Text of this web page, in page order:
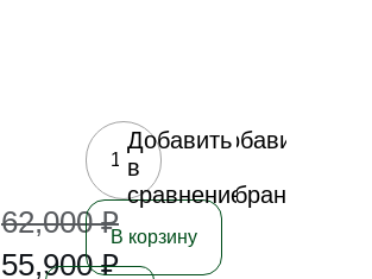
62,000₽
55,900₽
В корзину
Добавить
в
сравнение
Добавить
избранное